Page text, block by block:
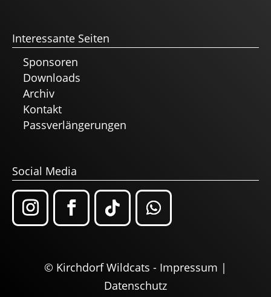
Interessante Seiten
Sponsoren
Downloads
Archiv
Kontakt
Passverlängerungen
Social Media
© Kirchdorf Wildcats - Impressum |
Datenschutz